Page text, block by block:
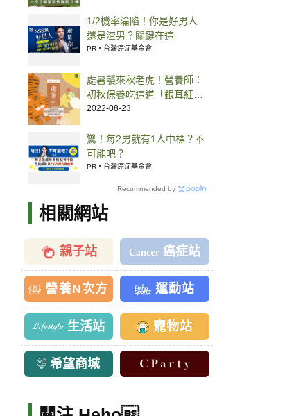
1/2機率淪陷！你是好男人
還是渣男？關鍵在這
PR・台灣癌症基金會
處暑襲來秋老虎！營養師：
初秋保養吃這道「銀耳紅棗
枸杞湯」抗燥
2022-08-23
驚！每2男就有1人中標？不
可能吧？
PR・台灣癌症基金會
Recommended by
相關網站
親子站 癌症站
營養N次方 運動站
生活站 寵物站
希望商城